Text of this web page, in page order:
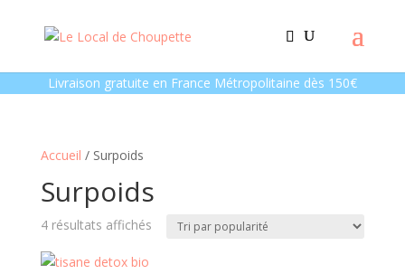
Livraison gratuite en France Métropolitaine dès 150€
Accueil / Surpoids
Surpoids
4 résultats affichésTrié